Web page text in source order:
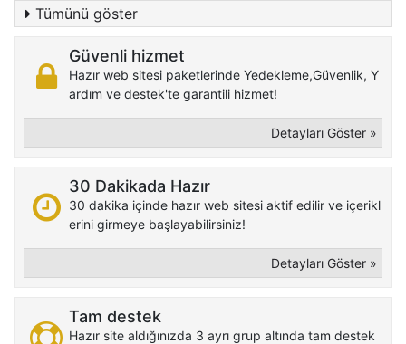
Tümünü göster
Güvenli hizmet
Hazır web sitesi paketlerinde Yedekleme,Güvenlik, Y
ardım ve destek'te garantili hizmet!
Detayları Göster »
30 Dakikada Hazır
30 dakika içinde hazır web sitesi aktif edilir ve içerikl
erini girmeye başlayabilirsiniz!
Detayları Göster »
Tam destek
Hazır site aldığınızda 3 ayrı grup altında tam destek